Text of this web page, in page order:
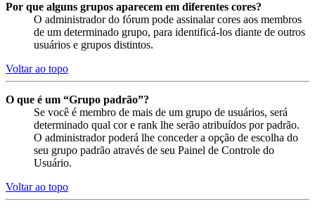
Por que alguns grupos aparecem em diferentes cores?
O administrador do fórum pode assinalar cores aos membros
de um determinado grupo, para identificá-los diante de outros
usuários e grupos distintos.
Voltar ao topo
O que é um “Grupo padrão”?
Se você é membro de mais de um grupo de usuários, será
determinado qual cor e rank lhe serão atribuídos por padrão.
O administrador poderá lhe conceder a opção de escolha do
seu grupo padrão através de seu Painel de Controle do
Usuário.
Voltar ao topo